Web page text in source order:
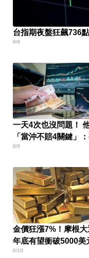
台指期夜盤狂飆736
8/8
一天4次也沒問題！
「當沖不賠4關鍵」
很容易
8/9
金價狂漲7%！摩根
年底有望衝破5000美
8/10